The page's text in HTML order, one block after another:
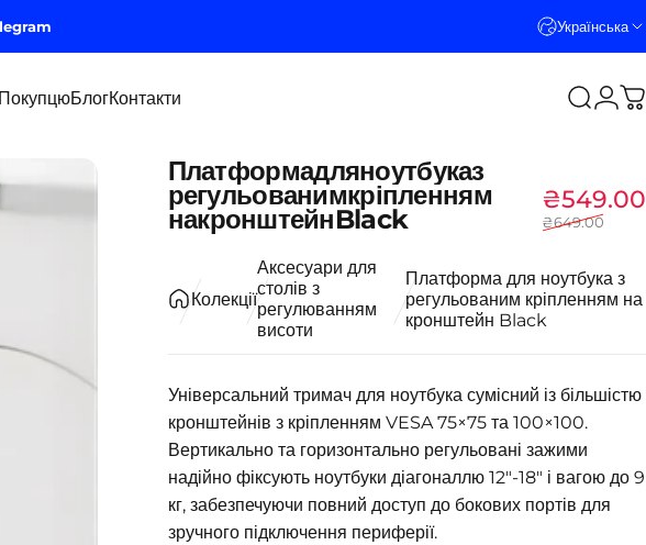
Українська
БлогКонтакти Пошук
Платформадляноутбуказ
регульованимкріпленням
накронштейнBlack
₴549.00
₴649.00
Колекції
Аксесуари для
столів з
регулюванням
висоти
Платформа для ноутбука з
регульованим кріпленням на
кронштейн Black
Універсальний тримач для ноутбука сумісний із більшістю
кронштейнів з кріпленням VESA 75×75 та 100×100.
Вертикально та горизонтально регульовані зажими
надійно фіксують ноутбуки діагоналлю 12"-18" і вагою до 9
кг, забезпечуючи повний доступ до бокових портів для
зручного підключення периферії.